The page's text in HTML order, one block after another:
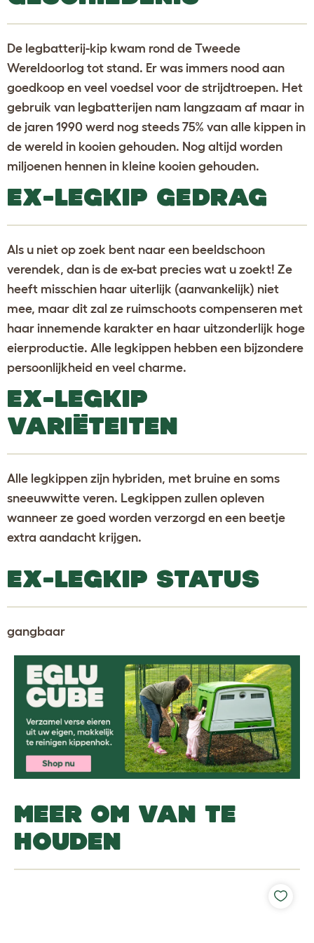
De legbatterij-kip kwam rond de Tweede
Wereldoorlog tot stand. Er was immers nood aan
goedkoop en veel voedsel voor de strijdtroepen. Het
gebruik van legbatterijen nam langzaam af maar in
de jaren 1990 werd nog steeds 75% van alle kippen in
de wereld in kooien gehouden. Nog altijd worden
miljoenen hennen in kleine kooien gehouden.
EX-LEGKIP GEDRAG
Als u niet op zoek bent naar een beeldschoon
verendek, dan is de ex-bat precies wat u zoekt! Ze
heeft misschien haar uiterlijk (aanvankelijk) niet
mee, maar dit zal ze ruimschoots compenseren met
haar innemende karakter en haar uitzonderlijk hoge
eierproductie. Alle legkippen hebben een bijzondere
persoonlijkheid en veel charme.
EX-LEGKIP
VARIËTEITEN
Alle legkippen zijn hybriden, met bruine en soms
sneeuwwitte veren. Legkippen zullen opleven
wanneer ze goed worden verzorgd en een beetje
extra aandacht krijgen.
EX-LEGKIP STATUS
gangbaar
MEER OM VAN TE
HOUDEN